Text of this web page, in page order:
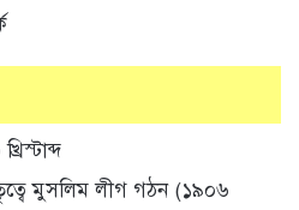
মুসলিম লীগ গঠন (১৯০৬